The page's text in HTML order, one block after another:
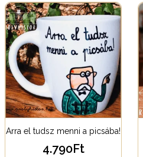
Arra el tudsz menni a picsába!
4.790Ft